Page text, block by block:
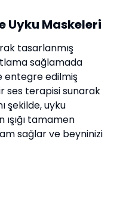
Uyku Maskeleri
tasarlanmış
sağlamada
entegre edilmiş
ses terapisi sunarak
şekilde, uyku
tamamen
sağlar ve beyninizi